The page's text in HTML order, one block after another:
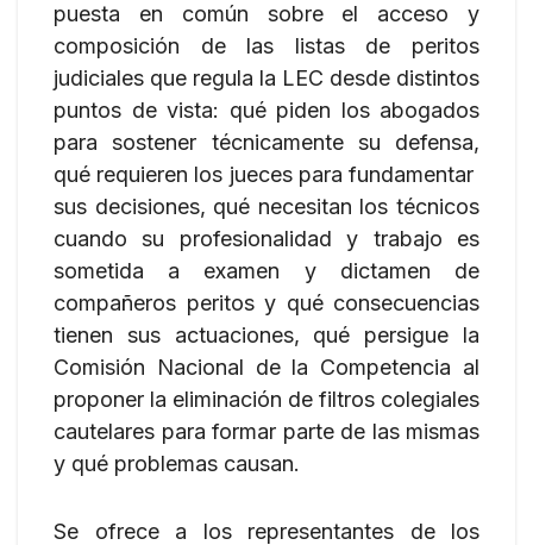
puesta en común sobre el acceso y
composición de las listas de peritos
judiciales que regula la LEC desde distintos
puntos de vista: qué piden los abogados
para sostener técnicamente su defensa,
qué requieren los jueces para fundamentar
sus decisiones, qué necesitan los técnicos
cuando su profesionalidad y trabajo es
sometida a examen y dictamen de
compañeros peritos y qué consecuencias
tienen sus actuaciones, qué persigue la
Comisión Nacional de la Competencia al
proponer la eliminación de filtros colegiales
cautelares para formar parte de las mismas
y qué problemas causan.
Se ofrece a los representantes de los